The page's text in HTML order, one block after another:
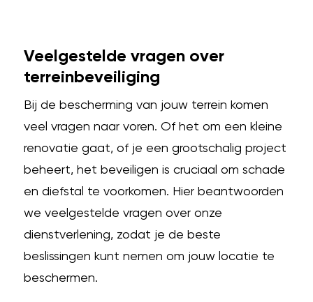
Veelgestelde vragen over
terreinbeveiliging
Bij de bescherming van jouw terrein komen
veel vragen naar voren. Of het om een kleine
renovatie gaat, of je een grootschalig project
beheert, het beveiligen is cruciaal om schade
en diefstal te voorkomen. Hier beantwoorden
we veelgestelde vragen over onze
dienstverlening, zodat je de beste
beslissingen kunt nemen om jouw locatie te
beschermen.